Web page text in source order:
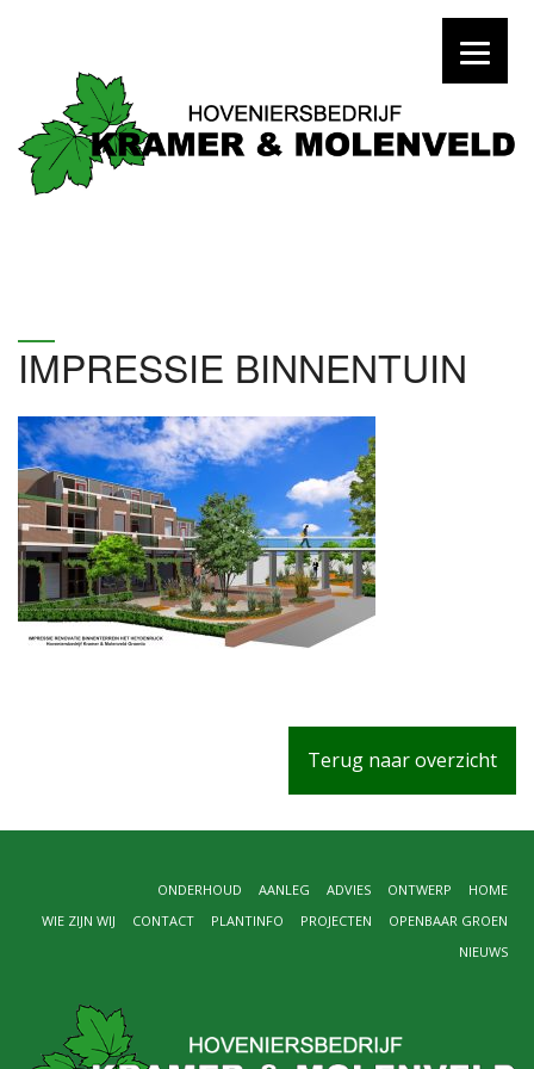
IMPRESSIE BINNENTUIN
Terug naar overzicht
HOME
ONTWERP
ADVIES
AANLEG
ONDERHOUD
OPENBAAR GROEN
PROJECTEN
PLANTINFO
CONTACT
WIE ZIJN WIJ
NIEUWS